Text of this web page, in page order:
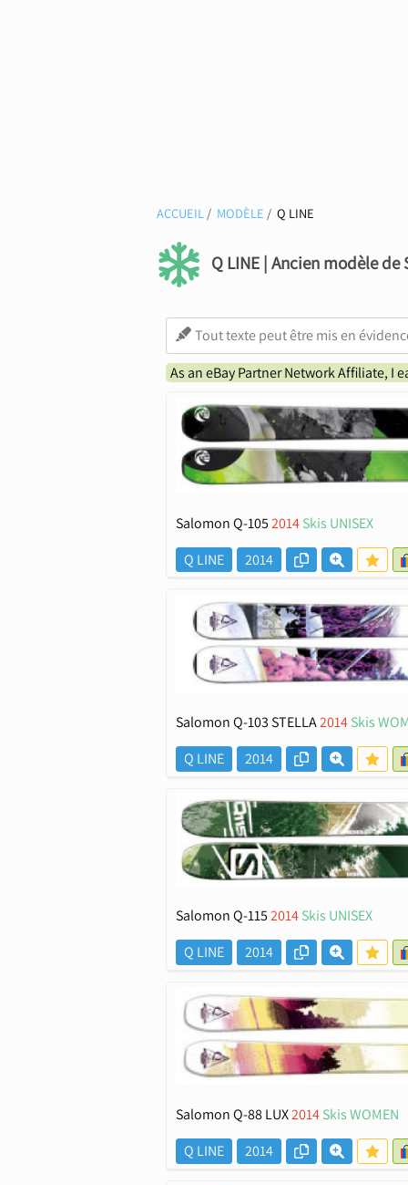
ACCUEIL MODÈLE Q LINE
Q LINE | Ancien modèle
As an eBay Partner Network Affiliate, I
Salomon Q-1052014Skis UNISEX
Q LINE
2014
Salomon Q-103 STELLA2014Skis
Q LINE
2014
Salomon Q-1152014Skis UNISEX
Q LINE
2014
Salomon Q-88 LUX2014Skis WOMEN
Q LINE
2014